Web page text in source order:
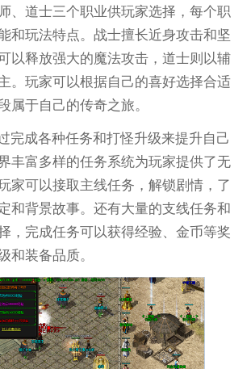
、道士三个职业供玩家选择，每个职
和玩法特点。战士擅长近身攻击和坚
以释放强大的魔法攻击，道士则以辅
。玩家可以根据自己的喜好选择合适
属于自己的传奇之旅。
完成各种任务和打怪升级来提升自己
丰富多样的任务系统为玩家提供了无
家可以接取主线任务，解锁剧情，了
和背景故事。还有大量的支线任务和
，完成任务可以获得经验、金币等奖
和装备品质。